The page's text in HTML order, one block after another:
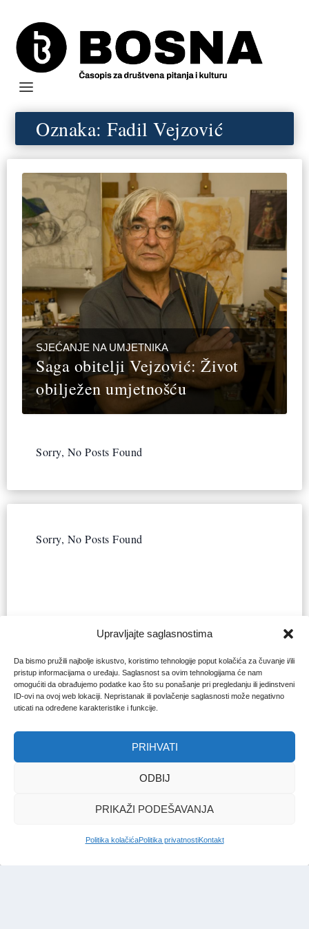
Upravljajte saglasnostima
Da bismo pružili najbolje iskustvo, koristimo tehnologije poput kolačića za čuvanje i/ili
pristup informacijama o uređaju. Saglasnost sa ovim tehnologijama će nam
omogućiti da obrađujemo podatke kao što su ponašanje pri pregledanju ili jedinstveni
ID-ovi na ovoj web lokaciji. Nepristanak ili povlačenje saglasnosti može negativno
uticati na određene karakteristike i funkcije.
PRIHVATI
ODBIJ
PRIKAŽI PODEŠAVANJA
Politika kolačićaPolitika privatnostiKontakt
Oznaka:Fadil Vejzović
SJEĆANJE NA UMJETNIKA
Saga obitelji Vejzović: Život
obilježen umjetnošću
Sorry, No Posts Found
Sorry, No Posts Found